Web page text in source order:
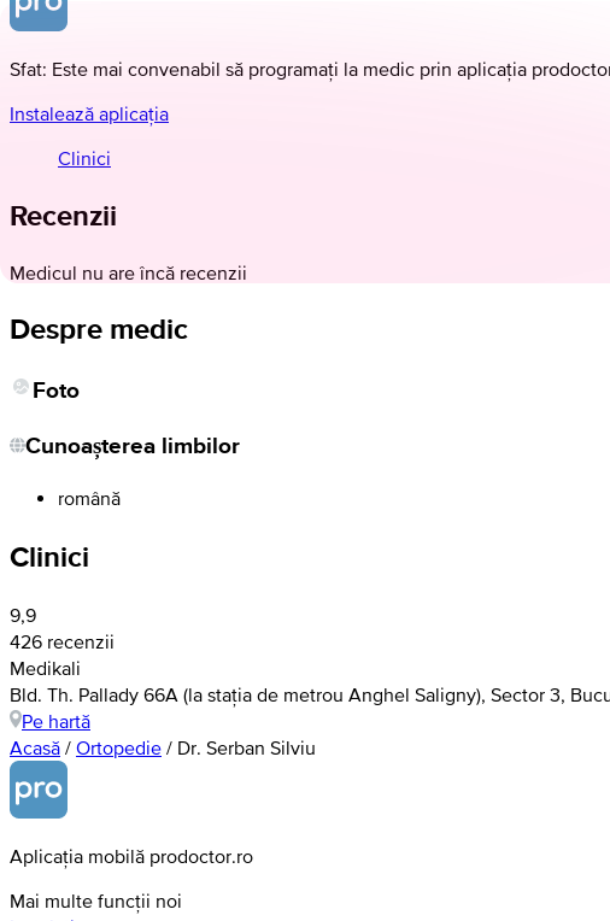
Sfat: Este mai convenabil să programați la medic prin aplicația
Instalează aplicația
Clinici
Recenzii
Medicul nu are încă recenzii
Despre medic
Foto
Cunoașterea limbilor
română
Clinici
9,9
426 recenzii
Medikali
Bld. Th. Pallady 66A (la stația de metrou Anghel Saligny), Sector 3,
Pe hartă
Acasă / Ortopedie / Dr. Serban Silviu
Aplicația mobilă prodoctor.ro
Mai multe funcții noi